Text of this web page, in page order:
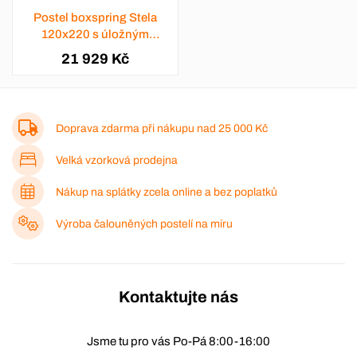
Postel boxspring Stela
120x220 s úložným
prostorem - výběr barev
21 929 Kč
Doprava zdarma při nákupu nad 25 000 Kč
Velká vzorková prodejna
Nákup na splátky zcela online a bez poplatků
Výroba čalouněných postelí na míru
Kontaktujte nás
Jsme tu pro vás Po-Pá 8:00-16:00